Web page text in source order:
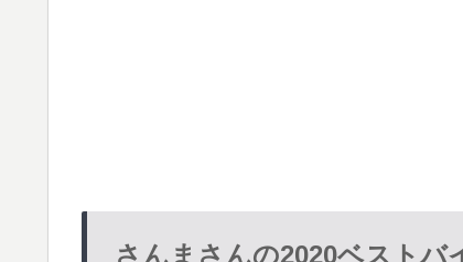
さんまさんの2020ベストバ